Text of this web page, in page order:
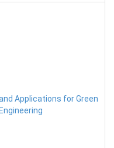
Applications for Green